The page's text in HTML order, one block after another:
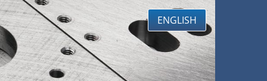
ENGLISH